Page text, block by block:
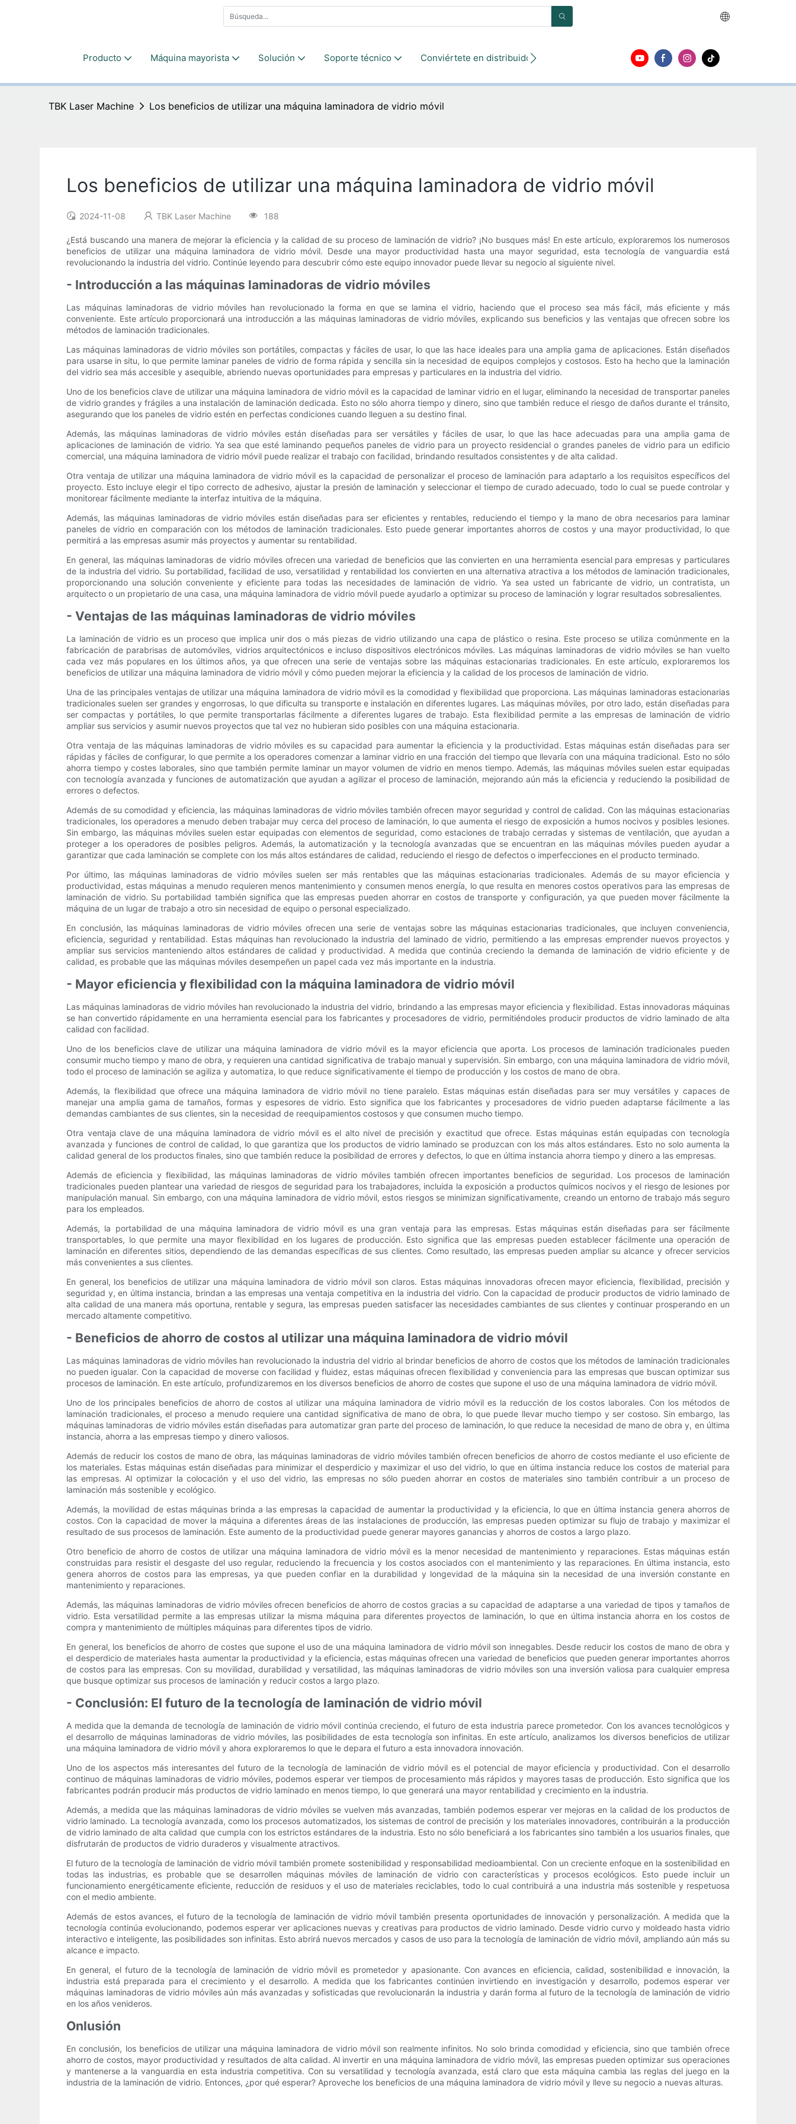
Producto Máquina mayorista Solución Soporte técnico Conviértete en distribuidor Contacto
TBK Laser Machine Los beneficios de utilizar una máquina laminadora de vidrio móvil
Los beneficios de utilizar una máquina laminadora de vidrio móvil
2024-11-08 TBK Laser Machine 188
¿Está buscando una manera de mejorar la eficiencia y la calidad de su proceso de laminación de vidrio? ¡No busques más! En este artículo, exploraremos los numerosos
beneficios de utilizar una máquina laminadora de vidrio móvil. Desde una mayor productividad hasta una mayor seguridad, esta tecnología de vanguardia está
revolucionando la industria del vidrio. Continúe leyendo para descubrir cómo este equipo innovador puede llevar su negocio al siguiente nivel.
- Introducción a las máquinas laminadoras de vidrio móviles
Las máquinas laminadoras de vidrio móviles han revolucionado la forma en que se lamina el vidrio, haciendo que el proceso sea más fácil, más eficiente y más
conveniente. Este artículo proporcionará una introducción a las máquinas laminadoras de vidrio móviles, explicando sus beneficios y las ventajas que ofrecen sobre los
métodos de laminación tradicionales.
Las máquinas laminadoras de vidrio móviles son portátiles, compactas y fáciles de usar, lo que las hace ideales para una amplia gama de aplicaciones. Están diseñados
para usarse in situ, lo que permite laminar paneles de vidrio de forma rápida y sencilla sin la necesidad de equipos complejos y costosos. Esto ha hecho que la laminación
del vidrio sea más accesible y asequible, abriendo nuevas oportunidades para empresas y particulares en la industria del vidrio.
Uno de los beneficios clave de utilizar una máquina laminadora de vidrio móvil es la capacidad de laminar vidrio en el lugar, eliminando la necesidad de transportar paneles
de vidrio grandes y frágiles a una instalación de laminación dedicada. Esto no sólo ahorra tiempo y dinero, sino que también reduce el riesgo de daños durante el tránsito,
asegurando que los paneles de vidrio estén en perfectas condiciones cuando lleguen a su destino final.
Además, las máquinas laminadoras de vidrio móviles están diseñadas para ser versátiles y fáciles de usar, lo que las hace adecuadas para una amplia gama de
aplicaciones de laminación de vidrio. Ya sea que esté laminando pequeños paneles de vidrio para un proyecto residencial o grandes paneles de vidrio para un edificio
comercial, una máquina laminadora de vidrio móvil puede realizar el trabajo con facilidad, brindando resultados consistentes y de alta calidad.
Otra ventaja de utilizar una máquina laminadora de vidrio móvil es la capacidad de personalizar el proceso de laminación para adaptarlo a los requisitos específicos del
proyecto. Esto incluye elegir el tipo correcto de adhesivo, ajustar la presión de laminación y seleccionar el tiempo de curado adecuado, todo lo cual se puede controlar y
monitorear fácilmente mediante la interfaz intuitiva de la máquina.
Además, las máquinas laminadoras de vidrio móviles están diseñadas para ser eficientes y rentables, reduciendo el tiempo y la mano de obra necesarios para laminar
paneles de vidrio en comparación con los métodos de laminación tradicionales. Esto puede generar importantes ahorros de costos y una mayor productividad, lo que
permitirá a las empresas asumir más proyectos y aumentar su rentabilidad.
En general, las máquinas laminadoras de vidrio móviles ofrecen una variedad de beneficios que las convierten en una herramienta esencial para empresas y particulares
de la industria del vidrio. Su portabilidad, facilidad de uso, versatilidad y rentabilidad los convierten en una alternativa atractiva a los métodos de laminación tradicionales,
proporcionando una solución conveniente y eficiente para todas las necesidades de laminación de vidrio. Ya sea usted un fabricante de vidrio, un contratista, un
arquitecto o un propietario de una casa, una máquina laminadora de vidrio móvil puede ayudarlo a optimizar su proceso de laminación y lograr resultados sobresalientes.
- Ventajas de las máquinas laminadoras de vidrio móviles
La laminación de vidrio es un proceso que implica unir dos o más piezas de vidrio utilizando una capa de plástico o resina. Este proceso se utiliza comúnmente en la
fabricación de parabrisas de automóviles, vidrios arquitectónicos e incluso dispositivos electrónicos móviles. Las máquinas laminadoras de vidrio móviles se han vuelto
cada vez más populares en los últimos años, ya que ofrecen una serie de ventajas sobre las máquinas estacionarias tradicionales. En este artículo, exploraremos los
beneficios de utilizar una máquina laminadora de vidrio móvil y cómo pueden mejorar la eficiencia y la calidad de los procesos de laminación de vidrio.
Una de las principales ventajas de utilizar una máquina laminadora de vidrio móvil es la comodidad y flexibilidad que proporciona. Las máquinas laminadoras estacionarias
tradicionales suelen ser grandes y engorrosas, lo que dificulta su transporte e instalación en diferentes lugares. Las máquinas móviles, por otro lado, están diseñadas para
ser compactas y portátiles, lo que permite transportarlas fácilmente a diferentes lugares de trabajo. Esta flexibilidad permite a las empresas de laminación de vidrio
ampliar sus servicios y asumir nuevos proyectos que tal vez no hubieran sido posibles con una máquina estacionaria.
Otra ventaja de las máquinas laminadoras de vidrio móviles es su capacidad para aumentar la eficiencia y la productividad. Estas máquinas están diseñadas para ser
rápidas y fáciles de configurar, lo que permite a los operadores comenzar a laminar vidrio en una fracción del tiempo que llevaría con una máquina tradicional. Esto no sólo
ahorra tiempo y costes laborales, sino que también permite laminar un mayor volumen de vidrio en menos tiempo. Además, las máquinas móviles suelen estar equipadas
con tecnología avanzada y funciones de automatización que ayudan a agilizar el proceso de laminación, mejorando aún más la eficiencia y reduciendo la posibilidad de
errores o defectos.
Además de su comodidad y eficiencia, las máquinas laminadoras de vidrio móviles también ofrecen mayor seguridad y control de calidad. Con las máquinas estacionarias
tradicionales, los operadores a menudo deben trabajar muy cerca del proceso de laminación, lo que aumenta el riesgo de exposición a humos nocivos y posibles lesiones.
Sin embargo, las máquinas móviles suelen estar equipadas con elementos de seguridad, como estaciones de trabajo cerradas y sistemas de ventilación, que ayudan a
proteger a los operadores de posibles peligros. Además, la automatización y la tecnología avanzadas que se encuentran en las máquinas móviles pueden ayudar a
garantizar que cada laminación se complete con los más altos estándares de calidad, reduciendo el riesgo de defectos o imperfecciones en el producto terminado.
Por último, las máquinas laminadoras de vidrio móviles suelen ser más rentables que las máquinas estacionarias tradicionales. Además de su mayor eficiencia y
productividad, estas máquinas a menudo requieren menos mantenimiento y consumen menos energía, lo que resulta en menores costos operativos para las empresas de
laminación de vidrio. Su portabilidad también significa que las empresas pueden ahorrar en costos de transporte y configuración, ya que pueden mover fácilmente la
máquina de un lugar de trabajo a otro sin necesidad de equipo o personal especializado.
En conclusión, las máquinas laminadoras de vidrio móviles ofrecen una serie de ventajas sobre las máquinas estacionarias tradicionales, que incluyen conveniencia,
eficiencia, seguridad y rentabilidad. Estas máquinas han revolucionado la industria del laminado de vidrio, permitiendo a las empresas emprender nuevos proyectos y
ampliar sus servicios manteniendo altos estándares de calidad y productividad. A medida que continúa creciendo la demanda de laminación de vidrio eficiente y de
calidad, es probable que las máquinas móviles desempeñen un papel cada vez más importante en la industria.
- Mayor eficiencia y flexibilidad con la máquina laminadora de vidrio móvil
Las máquinas laminadoras de vidrio móviles han revolucionado la industria del vidrio, brindando a las empresas mayor eficiencia y flexibilidad. Estas innovadoras máquinas
se han convertido rápidamente en una herramienta esencial para los fabricantes y procesadores de vidrio, permitiéndoles producir productos de vidrio laminado de alta
calidad con facilidad.
Uno de los beneficios clave de utilizar una máquina laminadora de vidrio móvil es la mayor eficiencia que aporta. Los procesos de laminación tradicionales pueden
consumir mucho tiempo y mano de obra, y requieren una cantidad significativa de trabajo manual y supervisión. Sin embargo, con una máquina laminadora de vidrio móvil,
todo el proceso de laminación se agiliza y automatiza, lo que reduce significativamente el tiempo de producción y los costos de mano de obra.
Además, la flexibilidad que ofrece una máquina laminadora de vidrio móvil no tiene paralelo. Estas máquinas están diseñadas para ser muy versátiles y capaces de
manejar una amplia gama de tamaños, formas y espesores de vidrio. Esto significa que los fabricantes y procesadores de vidrio pueden adaptarse fácilmente a las
demandas cambiantes de sus clientes, sin la necesidad de reequipamientos costosos y que consumen mucho tiempo.
Otra ventaja clave de una máquina laminadora de vidrio móvil es el alto nivel de precisión y exactitud que ofrece. Estas máquinas están equipadas con tecnología
avanzada y funciones de control de calidad, lo que garantiza que los productos de vidrio laminado se produzcan con los más altos estándares. Esto no solo aumenta la
calidad general de los productos finales, sino que también reduce la posibilidad de errores y defectos, lo que en última instancia ahorra tiempo y dinero a las empresas.
Además de eficiencia y flexibilidad, las máquinas laminadoras de vidrio móviles también ofrecen importantes beneficios de seguridad. Los procesos de laminación
tradicionales pueden plantear una variedad de riesgos de seguridad para los trabajadores, incluida la exposición a productos químicos nocivos y el riesgo de lesiones por
manipulación manual. Sin embargo, con una máquina laminadora de vidrio móvil, estos riesgos se minimizan significativamente, creando un entorno de trabajo más seguro
para los empleados.
Además, la portabilidad de una máquina laminadora de vidrio móvil es una gran ventaja para las empresas. Estas máquinas están diseñadas para ser fácilmente
transportables, lo que permite una mayor flexibilidad en los lugares de producción. Esto significa que las empresas pueden establecer fácilmente una operación de
laminación en diferentes sitios, dependiendo de las demandas específicas de sus clientes. Como resultado, las empresas pueden ampliar su alcance y ofrecer servicios
más convenientes a sus clientes.
En general, los beneficios de utilizar una máquina laminadora de vidrio móvil son claros. Estas máquinas innovadoras ofrecen mayor eficiencia, flexibilidad, precisión y
seguridad y, en última instancia, brindan a las empresas una ventaja competitiva en la industria del vidrio. Con la capacidad de producir productos de vidrio laminado de
alta calidad de una manera más oportuna, rentable y segura, las empresas pueden satisfacer las necesidades cambiantes de sus clientes y continuar prosperando en un
mercado altamente competitivo.
- Beneficios de ahorro de costos al utilizar una máquina laminadora de vidrio móvil
Las máquinas laminadoras de vidrio móviles han revolucionado la industria del vidrio al brindar beneficios de ahorro de costos que los métodos de laminación tradicionales
no pueden igualar. Con la capacidad de moverse con facilidad y fluidez, estas máquinas ofrecen flexibilidad y conveniencia para las empresas que buscan optimizar sus
procesos de laminación. En este artículo, profundizaremos en los diversos beneficios de ahorro de costes que supone el uso de una máquina laminadora de vidrio móvil.
Uno de los principales beneficios de ahorro de costos al utilizar una máquina laminadora de vidrio móvil es la reducción de los costos laborales. Con los métodos de
laminación tradicionales, el proceso a menudo requiere una cantidad significativa de mano de obra, lo que puede llevar mucho tiempo y ser costoso. Sin embargo, las
máquinas laminadoras de vidrio móviles están diseñadas para automatizar gran parte del proceso de laminación, lo que reduce la necesidad de mano de obra y, en última
instancia, ahorra a las empresas tiempo y dinero valiosos.
Además de reducir los costos de mano de obra, las máquinas laminadoras de vidrio móviles también ofrecen beneficios de ahorro de costos mediante el uso eficiente de
los materiales. Estas máquinas están diseñadas para minimizar el desperdicio y maximizar el uso del vidrio, lo que en última instancia reduce los costos de material para
las empresas. Al optimizar la colocación y el uso del vidrio, las empresas no sólo pueden ahorrar en costos de materiales sino también contribuir a un proceso de
laminación más sostenible y ecológico.
Además, la movilidad de estas máquinas brinda a las empresas la capacidad de aumentar la productividad y la eficiencia, lo que en última instancia genera ahorros de
costos. Con la capacidad de mover la máquina a diferentes áreas de las instalaciones de producción, las empresas pueden optimizar su flujo de trabajo y maximizar el
resultado de sus procesos de laminación. Este aumento de la productividad puede generar mayores ganancias y ahorros de costos a largo plazo.
Otro beneficio de ahorro de costos de utilizar una máquina laminadora de vidrio móvil es la menor necesidad de mantenimiento y reparaciones. Estas máquinas están
construidas para resistir el desgaste del uso regular, reduciendo la frecuencia y los costos asociados con el mantenimiento y las reparaciones. En última instancia, esto
genera ahorros de costos para las empresas, ya que pueden confiar en la durabilidad y longevidad de la máquina sin la necesidad de una inversión constante en
mantenimiento y reparaciones.
Además, las máquinas laminadoras de vidrio móviles ofrecen beneficios de ahorro de costos gracias a su capacidad de adaptarse a una variedad de tipos y tamaños de
vidrio. Esta versatilidad permite a las empresas utilizar la misma máquina para diferentes proyectos de laminación, lo que en última instancia ahorra en los costos de
compra y mantenimiento de múltiples máquinas para diferentes tipos de vidrio.
En general, los beneficios de ahorro de costes que supone el uso de una máquina laminadora de vidrio móvil son innegables. Desde reducir los costos de mano de obra y
el desperdicio de materiales hasta aumentar la productividad y la eficiencia, estas máquinas ofrecen una variedad de beneficios que pueden generar importantes ahorros
de costos para las empresas. Con su movilidad, durabilidad y versatilidad, las máquinas laminadoras de vidrio móviles son una inversión valiosa para cualquier empresa
que busque optimizar sus procesos de laminación y reducir costos a largo plazo.
- Conclusión: El futuro de la tecnología de laminación de vidrio móvil
A medida que la demanda de tecnología de laminación de vidrio móvil continúa creciendo, el futuro de esta industria parece prometedor. Con los avances tecnológicos y
el desarrollo de máquinas laminadoras de vidrio móviles, las posibilidades de esta tecnología son infinitas. En este artículo, analizamos los diversos beneficios de utilizar
una máquina laminadora de vidrio móvil y ahora exploraremos lo que le depara el futuro a esta innovadora innovación.
Uno de los aspectos más interesantes del futuro de la tecnología de laminación de vidrio móvil es el potencial de mayor eficiencia y productividad. Con el desarrollo
continuo de máquinas laminadoras de vidrio móviles, podemos esperar ver tiempos de procesamiento más rápidos y mayores tasas de producción. Esto significa que los
fabricantes podrán producir más productos de vidrio laminado en menos tiempo, lo que generará una mayor rentabilidad y crecimiento en la industria.
Además, a medida que las máquinas laminadoras de vidrio móviles se vuelven más avanzadas, también podemos esperar ver mejoras en la calidad de los productos de
vidrio laminado. La tecnología avanzada, como los procesos automatizados, los sistemas de control de precisión y los materiales innovadores, contribuirán a la producción
de vidrio laminado de alta calidad que cumpla con los estrictos estándares de la industria. Esto no sólo beneficiará a los fabricantes sino también a los usuarios finales, que
disfrutarán de productos de vidrio duraderos y visualmente atractivos.
El futuro de la tecnología de laminación de vidrio móvil también promete sostenibilidad y responsabilidad medioambiental. Con un creciente enfoque en la sostenibilidad en
todas las industrias, es probable que se desarrollen máquinas móviles de laminación de vidrio con características y procesos ecológicos. Esto puede incluir un
funcionamiento energéticamente eficiente, reducción de residuos y el uso de materiales reciclables, todo lo cual contribuirá a una industria más sostenible y respetuosa
con el medio ambiente.
Además de estos avances, el futuro de la tecnología de laminación de vidrio móvil también presenta oportunidades de innovación y personalización. A medida que la
tecnología continúa evolucionando, podemos esperar ver aplicaciones nuevas y creativas para productos de vidrio laminado. Desde vidrio curvo y moldeado hasta vidrio
interactivo e inteligente, las posibilidades son infinitas. Esto abrirá nuevos mercados y casos de uso para la tecnología de laminación de vidrio móvil, ampliando aún más su
alcance e impacto.
En general, el futuro de la tecnología de laminación de vidrio móvil es prometedor y apasionante. Con avances en eficiencia, calidad, sostenibilidad e innovación, la
industria está preparada para el crecimiento y el desarrollo. A medida que los fabricantes continúen invirtiendo en investigación y desarrollo, podemos esperar ver
máquinas laminadoras de vidrio móviles aún más avanzadas y sofisticadas que revolucionarán la industria y darán forma al futuro de la tecnología de laminación de vidrio
en los años venideros.
Onlusión
En conclusión, los beneficios de utilizar una máquina laminadora de vidrio móvil son realmente infinitos. No solo brinda comodidad y eficiencia, sino que también ofrece
ahorro de costos, mayor productividad y resultados de alta calidad. Al invertir en una máquina laminadora de vidrio móvil, las empresas pueden optimizar sus operaciones
y mantenerse a la vanguardia en esta industria competitiva. Con su versatilidad y tecnología avanzada, está claro que esta máquina cambia las reglas del juego en la
industria de la laminación de vidrio. Entonces, ¿por qué esperar? Aproveche los beneficios de una máquina laminadora de vidrio móvil y lleve su negocio a nuevas alturas.